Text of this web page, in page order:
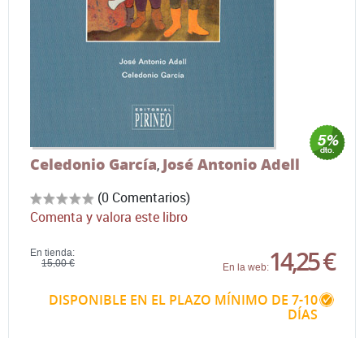
Celedonio García, José Antonio Adell
(0 Comentarios)
Comenta y valora este libro
En tienda:
15,00 €
En la web:14,25 €
DISPONIBLE EN EL PLAZO MÍNIMO DE 7-10
DÍAS